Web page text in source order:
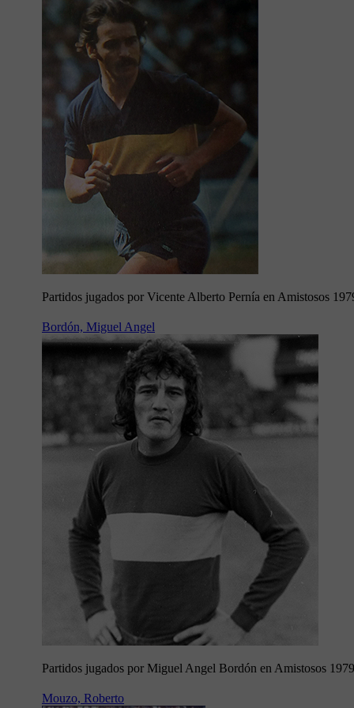
Partidos jugados por Vicente Alberto Pernía en Amistosos
Bordón, Miguel Angel
Partidos jugados por Miguel Angel Bordón en Amistosos 1979
Mouzo, Roberto